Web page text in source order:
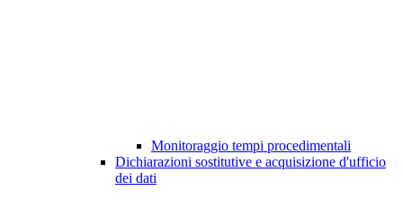
Monitoraggio tempi procedimentali
Dichiarazioni sostitutive e acquisizione d'ufficio
dei dati